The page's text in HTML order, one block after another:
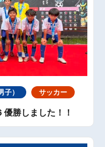
） サッカー
勝しました！！